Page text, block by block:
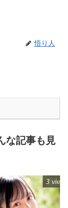
悟り人
な記事も見
3